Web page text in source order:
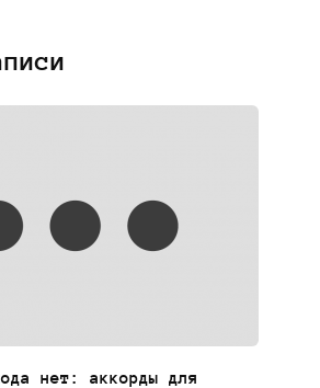
нет: аккорды для